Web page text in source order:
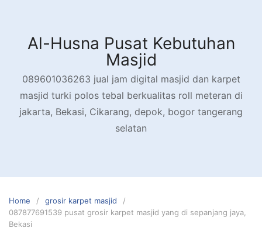
contentAl-Husna Pusat Kebutuhan
Masjid
089601036263 jual jam digital masjid dan karpet
masjid turki polos tebal berkualitas roll meteran di
jakarta, Bekasi, Cikarang, depok, bogor tangerang
selatan
Home
grosir karpet masjid
087877691539 pusat grosir karpet masjid yang di sepanjang jaya,
Bekasi